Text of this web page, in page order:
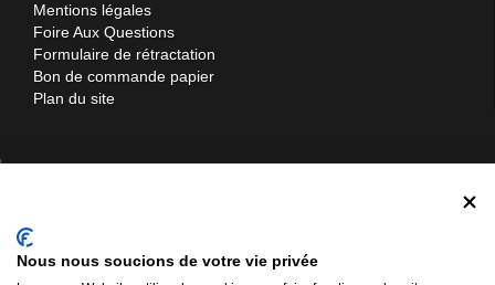
Mentions légales
Foire Aux Questions
Formulaire de rétractation
Bon de commande papier
Plan du site
Contactez-nous
Nous nous soucions de votre vie privée